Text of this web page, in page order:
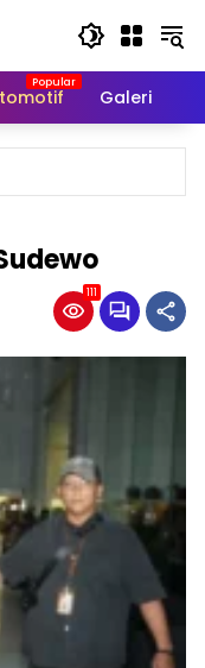
Galeri
111